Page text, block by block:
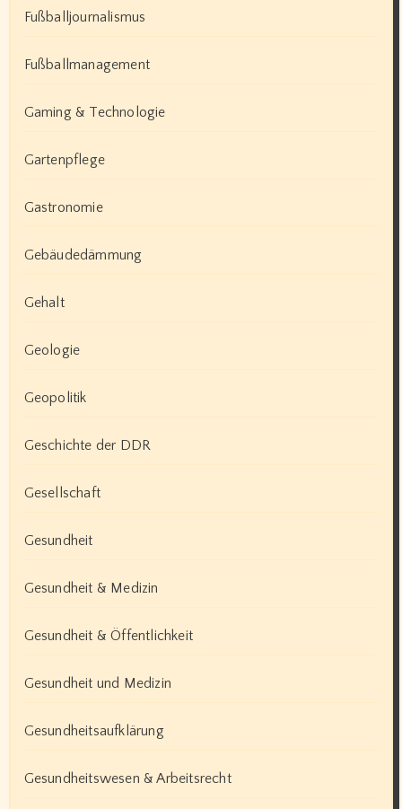
Fußballjournalismus
Fußballmanagement
Gaming & Technologie
Gartenpflege
Gastronomie
Gebäudedämmung
Gehalt
Geologie
Geopolitik
Geschichte der DDR
Gesellschaft
Gesundheit
Gesundheit & Medizin
Gesundheit & Öffentlichkeit
Gesundheit und Medizin
Gesundheitsaufklärung
Gesundheitswesen & Arbeitsrecht